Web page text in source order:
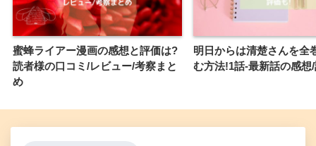
蜜蜂ライアー漫画の感想と評価は?
読者様の口コミ/レビュー/考察まと
め
明日からは清楚さんを全
む方法!1話-最新話の感想